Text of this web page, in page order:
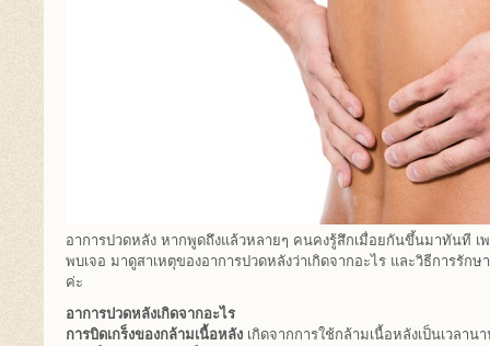
อาการปวดหลัง หากพูดถึงแล้วหลายๆ คนคงรู้สึกเมื่อยกันขึ้นมาทันที เ
พบเจอ มาดูสาเหตุของอาการปวดหลังว่าเกิดจากอะไร และวิธีการรัก
ค่ะ
อาการปวดหลังเกิดจากอะไร
การบิดเกร็งของกล้ามเนื้อหลัง เกิดจากการใช้กล้ามเนื้อหลังเป็นเวลา